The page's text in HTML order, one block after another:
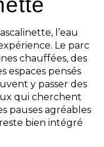
l’eau
Le parc
chauffées, des
espaces pensés
y passer des
qui cherchent
pauses agréables
bien intégré